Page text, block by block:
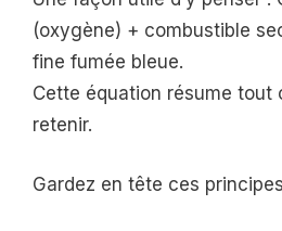
(oxygène) + combustible
fine fumée bleue.
Cette équation résume tout
retenir.
Gardez en tête ces